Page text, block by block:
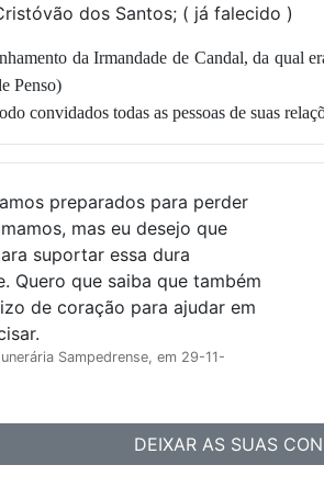
dos Santos; ( já falecido )
da Irmandade de Candal, da qual
Penso)
convidados todas as pessoas de suas
mas eu desejo que
suportar essa dura
Quero que saiba que também
de coração para ajudar em
Sampedrense, em 29-11-
DEIXAR AS SUAS